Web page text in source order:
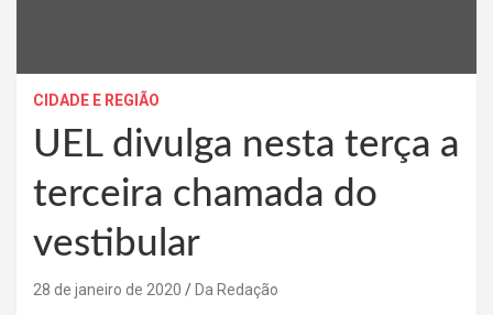
CIDADE E REGIÃO
UEL divulga nesta terça a
terceira chamada do
vestibular
28 de janeiro de 2020 Da Redação